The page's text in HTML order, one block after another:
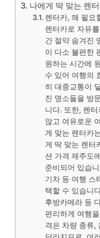
나에게 딱 맞는 렌
렌터카, 왜 필요
렌터카로 자유
간 절약 숨겨진
이 다소 불편한
원하는 시간에
수 있어 여행의
히 대중교통이
진 명소들을 방
니다. 또한, 렌
않고 여유로운
게 맞는 렌터카
게 딱 맞는 렌터
션 가격 제주도
준비되어 있습
기차 등 여행 스
택할 수 있습니
후방카메라 등
편리하게 여행
격은 차량 종류,